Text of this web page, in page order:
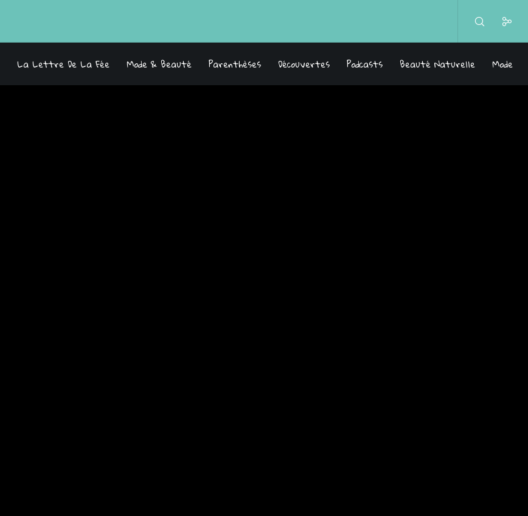
La Lettre De La Fée Mode & Beauté Parenthèses Découvertes Podcasts Beauté Naturelle Mode